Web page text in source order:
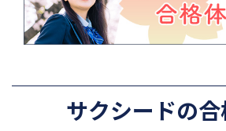
サクシードの